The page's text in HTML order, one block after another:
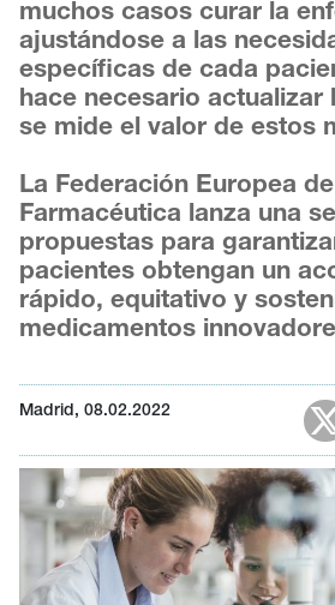
muchos casos curar la
ajustándose a las
específicas de cada
hace necesario actualizar
se mide el valor de estos
La Federación Europea
Farmacéutica lanza una
propuestas para
pacientes obtengan un
rápido, equitativo y
medicamentos
Madrid, 08.02.2022